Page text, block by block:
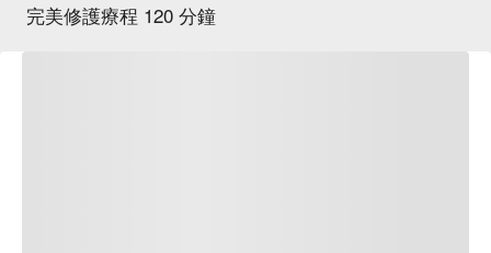
完美修護療程 120 分鐘